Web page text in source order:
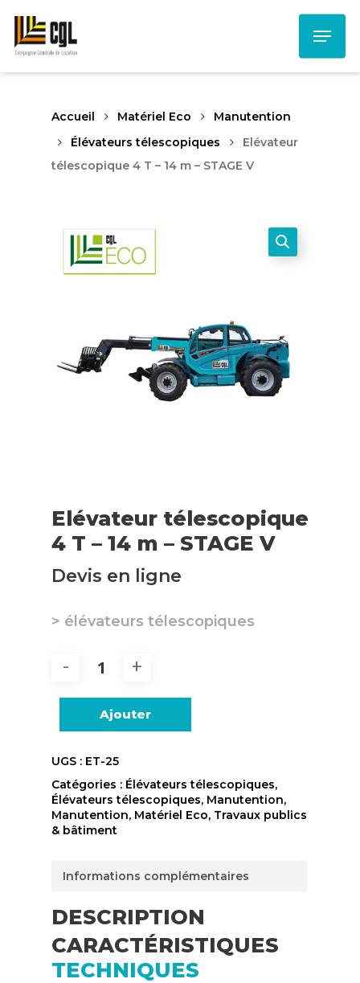
main
content
Menu
Accueil Matériel Eco
Manutention
Élévateurs télescopiques
Elévateur
télescopique 4 T – 14 m – STAGE V
Elévateur télescopique
4 T – 14 m – STAGE V
Devis en ligne
> élévateurs télescopiques
Ajouter
UGS : ET-25
Catégories : Élévateurs télescopiques,
Élévateurs télescopiques, Manutention,
Manutention, Matériel Eco, Travaux publics
& bâtiment
Informations complémentaires
DESCRIPTION
CARACTÉRISTIQUES
TECHNIQUES